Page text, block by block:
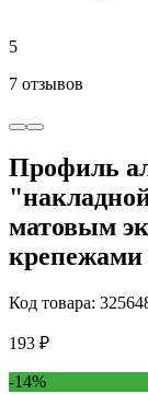
5
7 отзывов
Профиль
матовым
крепежами
Код товара:
193 ₽
-14%